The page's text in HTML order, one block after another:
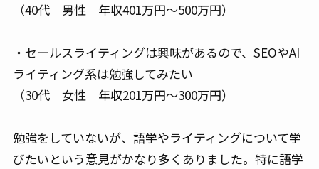
（40代 男性 年収401万円～500万円）
・セールスライティングは興味があるので、SEOやAI
ライティング系は勉強してみたい
（30代 女性 年収201万円～300万円）
勉強をしていないが、語学やライティングについて学
びたいという意見がかなり多くありました。特に語学